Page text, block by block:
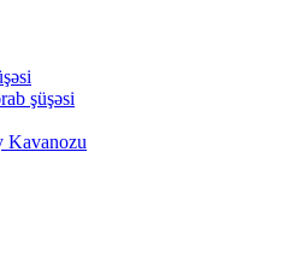
şüşəsi
Kavanozu